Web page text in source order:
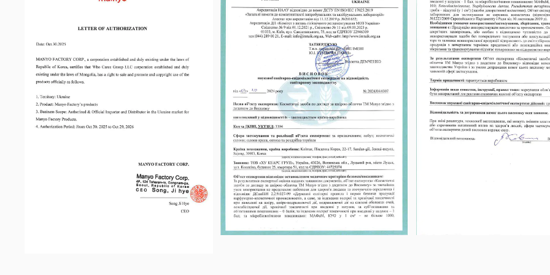
Shield Oil є фірмовою розробкою бренду.
профілактика і робота з активним акне, у
свіжості шкіри, у старшому віці — як
для тих, хто свідомо обирає корейську
чистий склад. Виробник позиціонує засіб
чоловічої шкіри. Доречний для людей з
у спортзалі, на тренуваннях — гарантує
інтенсивних навантажень. Засіб
навіть для шкіри, схильної до акне. Тим, хто
(зокрема бергамот, лаванда) або інші
провести тест на невеликій ділянці
шкіри без чорних цяток і проблем з
— формула Deep Clean спеціально
Тим, хто щойно проходив агресивні
хімічні пілінги), варто дочекатися повного
Бергамот може посилити
нанесення SPF удень при регулярному
Manyo Pure & Deep Cleansing Foam або
межах лінії Pure) — це класична схема
очищення шкіри. Після очищення
обов'язково завершуй ранкову рутину
це принципово важливий момент при
може посилювати фотосенситивність
комбінувати олію Deep Clean з іншими
(наприклад, Manyo Bifida Biome Complex
Можна також комбінувати олію з іншими
формула не суперечить активам з
ретинолом, кислотами у домашніх
проведи тест на невеликій ділянці шкіри
і простеж за реакцією 24–48 годин,
цитрусових, ефірних олій або інших
свербіж, відчуття печіння або інші ознаки
проконсультуйся з дерматологом. Якщо
прохолодною водою. Не використовуй засіб